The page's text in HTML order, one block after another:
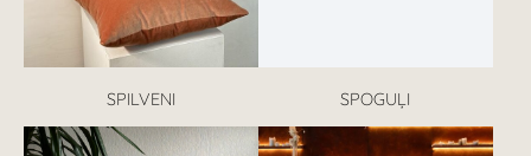
SPILVENI SPOGUĻI